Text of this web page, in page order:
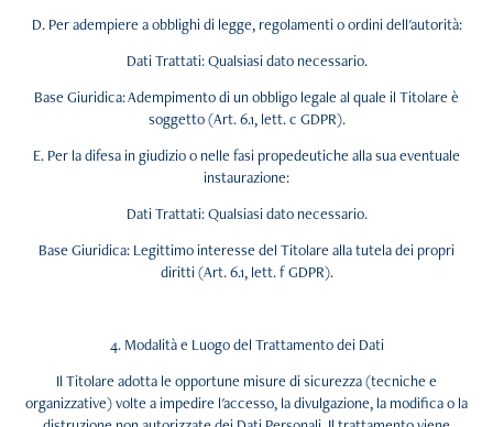
D. Per adempiere a obblighi di legge, regolamenti o ordini dell'autorità:
Dati Trattati: Qualsiasi dato necessario.
Base Giuridica: Adempimento di un obbligo legale al quale il Titolare è
soggetto (Art. 6.1, lett. c GDPR).
E. Per la difesa in giudizio o nelle fasi propedeutiche alla sua eventuale
instaurazione:
Dati Trattati: Qualsiasi dato necessario.
Base Giuridica: Legittimo interesse del Titolare alla tutela dei propri
diritti (Art. 6.1, lett. f GDPR).
4. Modalità e Luogo del Trattamento dei Dati
Il Titolare adotta le opportune misure di sicurezza (tecniche e
organizzative) volte a impedire l'accesso, la divulgazione, la modifica o la